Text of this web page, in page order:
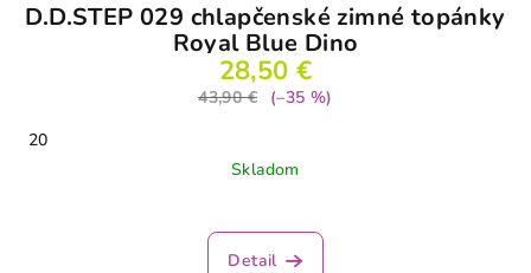
D.D.STEP 029 chlapčenské zimné topánky
Royal Blue Dino
28,50 €
43,90 €
(–35 %)
20
Skladom
Detail